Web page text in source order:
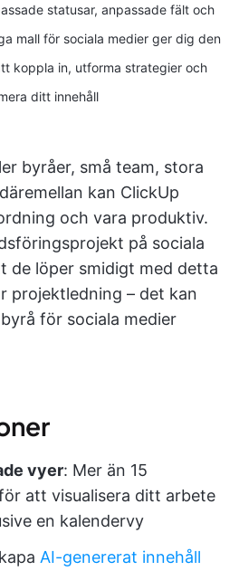
statusar, anpassade fält och
mall för sociala medier ger dig den
koppla in, utforma strategier och
ditt innehåll
byråer, små team, stora
kan ClickUp
och vara produktiv.
på sociala
de löper smidigt med detta
– det kan
för sociala medier
vyer: Mer än 15
att visualisera ditt arbete
en kalendervy
AI-genererat innehåll